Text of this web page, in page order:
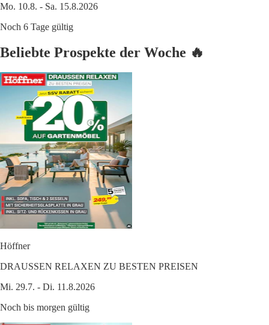
Mo. 10.8. - Sa. 15.8.2026
Noch 6 Tage gültig
Beliebte Prospekte der Woche 🔥
Höffner
DRAUSSEN RELAXEN ZU BESTEN PREISEN
Mi. 29.7. - Di. 11.8.2026
Noch bis morgen gültig